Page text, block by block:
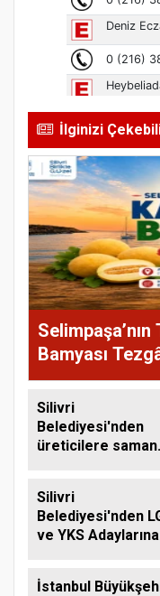
İlginizi
Bamyası
Silivri
Belediyesi'nden
üreticilere saman
Silivri
Belediyesi'nden
ve YKS Adaylarına
İstanbul